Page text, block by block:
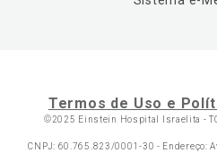
Termos de Uso e
©2025 Einstein Hospital Israelita -
CNPJ: 60.765.823/0001-30 - Endereço: